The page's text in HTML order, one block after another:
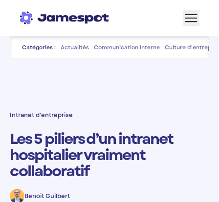
Catégories : Actualités Communication Interne Culture
Intranet d'entreprise
Les 5 piliers d’un intranet
hospitalier vraiment
collaboratif
Benoit Guilbert